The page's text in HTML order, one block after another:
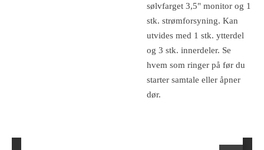
sølvfarget 3,5" monitor og 1
stk. strømforsyning. Kan
utvides med 1 stk. ytterdel
og 3 stk. innerdeler. Se
hvem som ringer på før du
starter samtale eller åpner
dør.